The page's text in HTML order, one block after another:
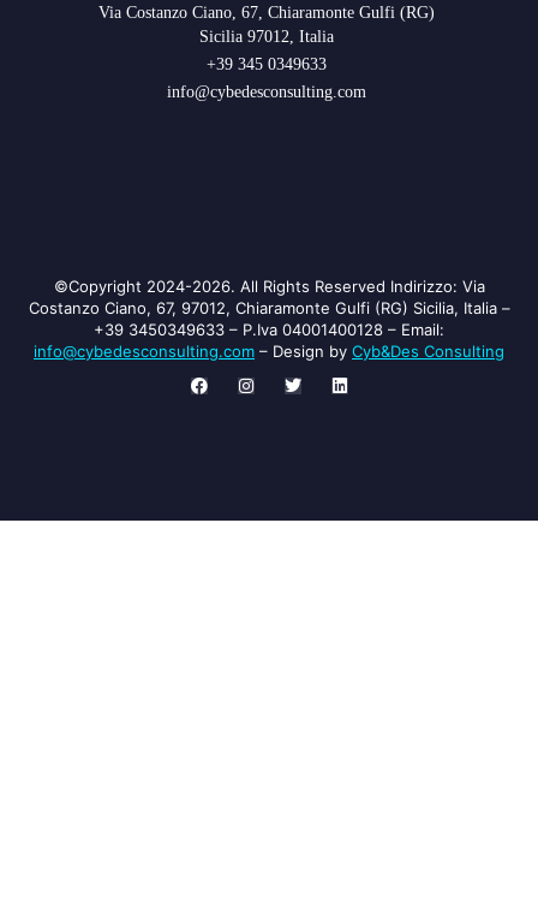
Via Costanzo Ciano, 67, Chiaramonte Gulfi (RG)
Sicilia 97012, Italia
+39 345 0349633
info@cybedesconsulting.com
©Copyright 2024-2026. All Rights Reserved Indirizzo: Via
Costanzo Ciano, 67, 97012, Chiaramonte Gulfi (RG) Sicilia, Italia –
+39 3450349633 – P.Iva 04001400128 – Email:
info@cybedesconsulting.com ​ – Design by Cyb&Des Consulting